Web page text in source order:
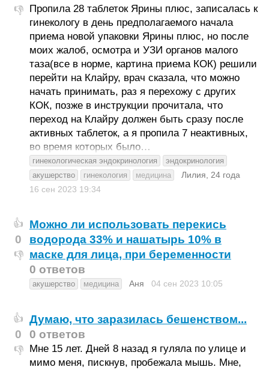
👎 Пропила 28 таблеток Ярины плюс, записалась к
гинекологу в день предполагаемого начала
приема новой упаковки Ярины плюс, но после
моих жалоб, осмотра и УЗИ органов малого
таза(все в норме, картина приема КОК) решили
перейти на Клайру, врач сказала, что можно
начать принимать, раз я перехожу с других
КОК, позже в инструкции прочитала, что
переход на Клайру должен быть сразу после
активных таблеток, а я пропила 7 неактивных,
во время которых было…
гинекологическая эндокринология
эндокринология
акушерство
гинекология медицина
Лилия, 24 года
16 сен 2023 19:34
👍
0
👎
Можно ли использовать перекись
водорода 33% и нашатырь 10% в
маске для лица, при беременности
0 ответов
акушерство медицина Аня 04 сен 2023 10:05
👍
0
👎
Думаю, что заразилась бешенством...
0 ответов
Мне 15 лет. Дней 8 назад я гуляла по улице и
мимо меня, пискнув, пробежала мышь. Мне,